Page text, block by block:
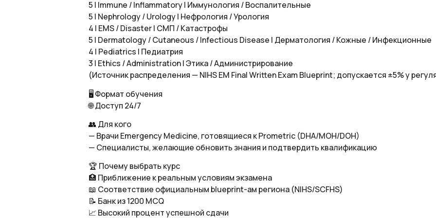
5 | Immune / Inflammatory | Иммунология / Воспалительные
5 | Nephrology / Urology | Нефрология / Урология
4 | EMS / Disaster | СМП / Катастрофы
5 | Dermatology / Cutaneous / Infectious Disease | Дерматология / Кожные / Инфекционные
4 | Pediatrics | Педиатрия
3 | Ethics / Administration | Этика / Администрирование
(Источник распределения — NIHS EM Final Written Exam Blueprint; допускается ±5% у
🖥 Формат обучения
🌐 Доступ 24/7
👥 Для кого
— Врачи Emergency Medicine, готовящиеся к Prometric (DHA/MOH/DOH)
— Специалисты, желающие обновить знания и подтвердить квалификацию
🏆 Почему выбрать курс
🏥 Приближение к реальным условиям экзамена
📖 Соответствие официальным blueprint-ам региона (NIHS/SCFHS)
📝 Банк из 1200 MCQ
📈 Высокий процент успешной сдачи